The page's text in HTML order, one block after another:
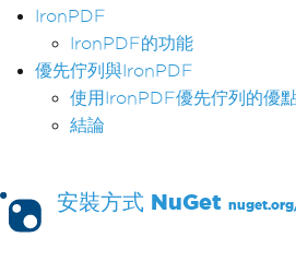
IronPDF
IronPDF的功能
優先佇列與IronPDF
使用IronPDF優先佇列的優
結論
安裝方式 NuGet